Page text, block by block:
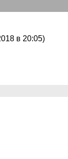
в 20:05)